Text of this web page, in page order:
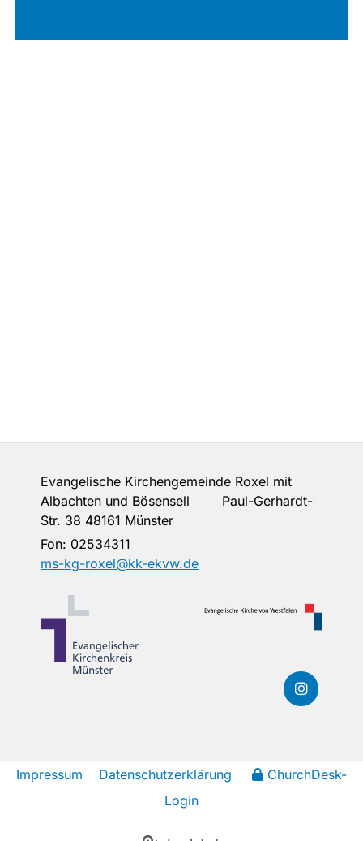
Evangelische Kirchengemeinde Roxel mit
Albachten und Bösensell Paul-Gerhardt-
Str. 38 48161 Münster
Fon: 02534311
ms-kg-roxel@kk-ekvw.de
Impressum Datenschutzerklärung
ChurchDesk-
Login